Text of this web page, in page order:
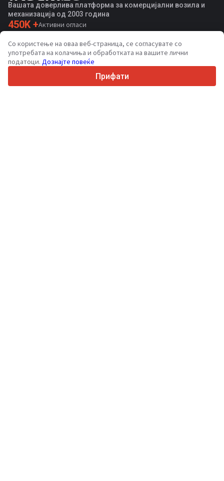
Вашата доверлива платформа за комерцијални возила и
механизација од 2003 година
450K +Активни огласи
36Поддржани јазици
4.7/5
Со користење на оваа веб-страница, се согласувате со
употребата на колачиња и обработката на вашите лични
податоци. Дознајте повеќе
Прифати